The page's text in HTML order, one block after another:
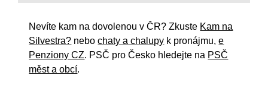
Nevíte kam na dovolenou v ČR? Zkuste Kam na
Silvestra? nebochaty a chalupy k pronájmu,e
Penziony CZ. PSČ pro Česko hledejte na PSČ
měst a obcí.